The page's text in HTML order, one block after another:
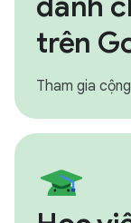
trên
Tham gia